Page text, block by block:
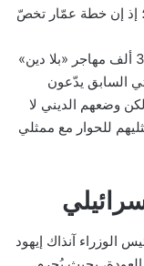
إذ إن خطة عمّار تخصّ
قال إن اقتراحه يهدف إلى حل مشكلة نحو 300 ألف مهاجر «بلا دين»
السابق يدّعون
لكن وضعهم الديني لا
للحوار مع ممثلي
لرئيس الوزراء آنذاك إيهود